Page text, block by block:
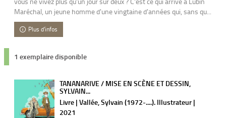
Maréchal, un jeune homme d'une vingtaine d'années qui, sans qu...
Plus d'infos
1 exemplaire disponible
TANANARIVE / MISE EN SCÈNE ET DESSIN,
SYLVAIN...
Livre | Vallée, Sylvain (1972-....). Illustrateur |
2021